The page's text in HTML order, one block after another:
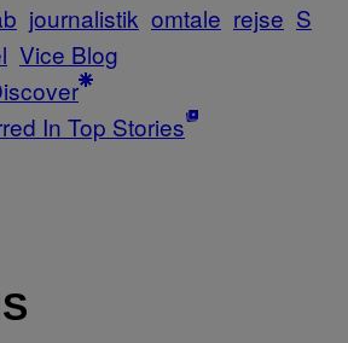
journalistik omtale rejse S
Vice Blog
In Top Stories